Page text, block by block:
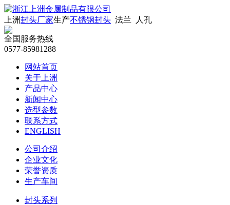
上洲封头厂家生产不锈钢封头 法兰 人孔
全国服务热线
0577-85981288
网站首页
关于上洲
产品中心
新闻中心
选型参数
联系方式
ENGLISH
公司介绍
企业文化
荣誉资质
生产车间
封头系列